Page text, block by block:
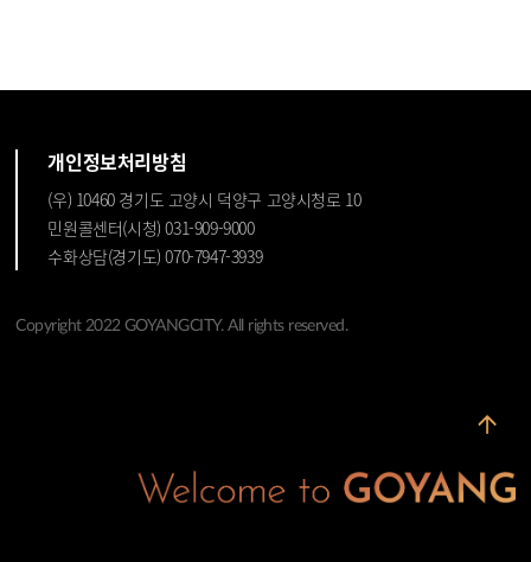
개인정보처리방침
(우) 10460 경기도 고양시 덕양구 고양시청로 10
민원콜센터(시청) 031-909-9000
수화상담(경기도) 070-7947-3939
Copyright 2022 GOYANGCITY. All rights reserved.